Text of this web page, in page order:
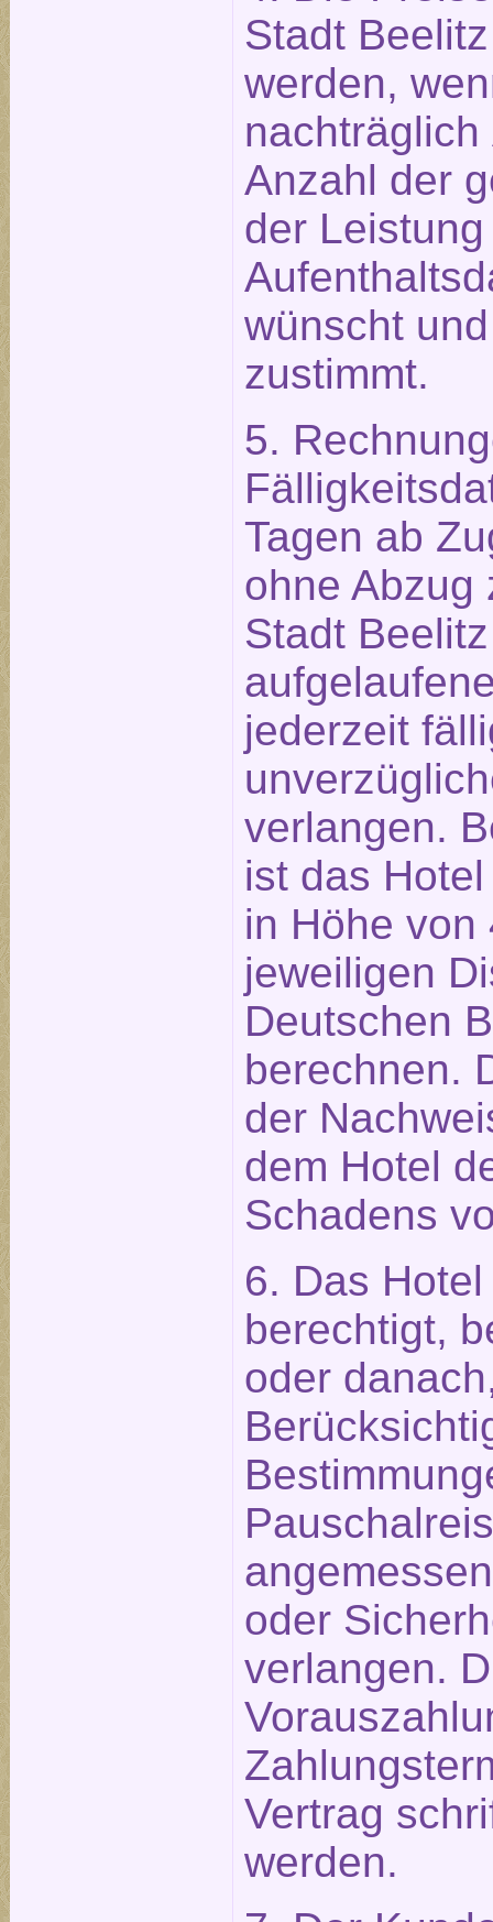
Stadt
werden,
Anzahl der
der
wünscht
zustimmt.
5.
Tagen ab
ohne Abzug
Stadt
jederzeit
verlangen.
ist das
in Höhe von
jeweiligen
Deutschen
berechnen.
der
dem Hotel
Schadens
6. Das
berechtigt,
oder
oder
verlangen.
Vertrag
werden.